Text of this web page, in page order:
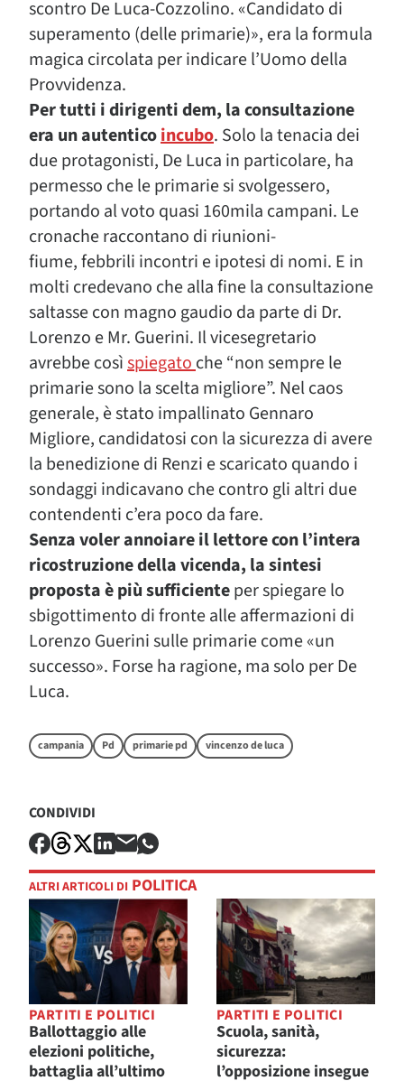
scontro De Luca-Cozzolino. «Candidato di
superamento (delle primarie)», era la formula
magica circolata per indicare l’Uomo della
Provvidenza.
Per tutti i dirigenti dem, la consultazione
era un autenticoincubo. Solo la tenacia dei
due protagonisti, De Luca in particolare, ha
permesso che le primarie si svolgessero,
portando al voto quasi 160mila campani. Le
cronache raccontano di riunioni-
fiume, febbrili incontri e ipotesi di nomi. E in
molti credevano che alla fine la consultazione
saltasse con magno gaudio da parte di Dr.
Lorenzo e Mr. Guerini. Il vicesegretario
avrebbe cosìspiegatoche “non sempre le
primarie sono la scelta migliore”. Nel caos
generale, è stato impallinato Gennaro
Migliore, candidatosi con la sicurezza di avere
la benedizione di Renzi e scaricato quando i
sondaggi indicavano che contro gli altri due
contendenti c’era poco da fare.
Senza voler annoiare il lettore con l’intera
ricostruzione della vicenda, la sintesi
proposta è più sufficienteper spiegare lo
sbigottimento di fronte alle affermazioni di
Lorenzo Guerini sulle primarie come «un
successo». Forse ha ragione, ma solo per De
Luca.
campania Pd primarie pd vincenzo de luca
CONDIVIDI
ALTRI ARTICOLI DI POLITICA
PARTITI E POLITICI
Ballottaggio alle
elezioni politiche,
battaglia all’ultimo
PARTITI E POLITICI
Scuola, sanità,
sicurezza:
l’opposizione insegue